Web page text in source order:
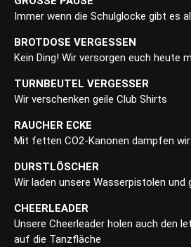
Immer wenn die Schulglocke gibt es
BROTDOSE VERGESSEN
Kein Ding! Wir versorgen euch heute
TURNBEUTEL VERGESSER
Wir verschenken geile Club Shirts
RAUCHER ECKE
Mit fetten CO2-Kanonen dampfen
DURSTLÖSCHER
Wir laden unsere Wasserpistolen und
CHEERLEADER
Unsere Cheerleader holen auch den
auf die Tanzfläche